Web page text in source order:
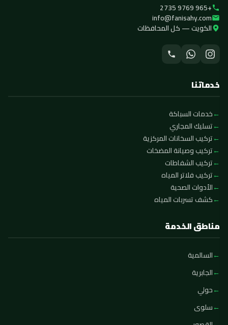
+965 9769 2735
info@fanisahy.com
الكويت — كل المحافظات
خدماتنا
خدمات السباكة
تسليك المجاري
تركيب السخانات المركزية
تركيب وصيانة المضخات
تركيب الشفاطات
تركيب فلاتر المياه
الأدوات الصحية
كشف تسربات المياه
مناطق الخدمة
السالمية
الجابرية
حولي
سلوى